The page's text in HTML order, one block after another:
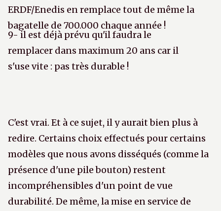
ERDF/Enedis en remplace tout de même la
bagatelle de 700.000 chaque année !
9- il est déjà prévu qu'il faudra le
remplacer dans maximum 20 ans car il
s'use vite : pas très durable !
C'est vrai. Et à ce sujet, il y aurait bien plus à
redire. Certains choix effectués pour certains
modèles que nous avons disséqués (comme la
présence d'une pile bouton) restent
incompréhensibles d'un point de vue
durabilité. De même, la mise en service de